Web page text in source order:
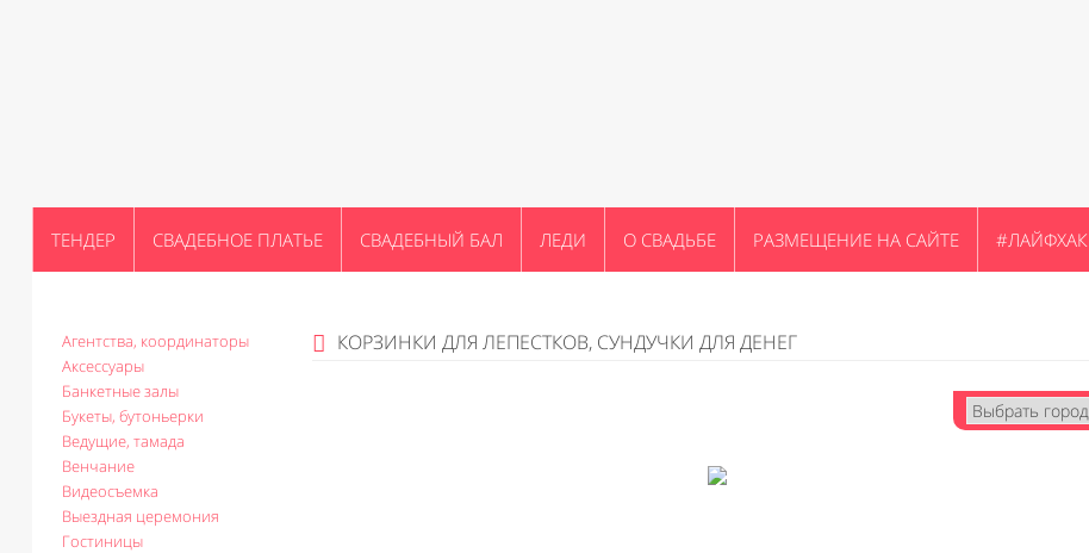
ТЕНДЕР СВАДЕБНОЕ ПЛАТЬЕ СВАДЕБНЫЙ БАЛ ЛЕДИ О СВАДЬБЕ РАЗМЕЩЕНИЕ НА САЙТЕ #ЛАЙФХАК
Агентства, координаторы
Аксессуары
Банкетные залы
Букеты, бутоньерки
Ведущие, тамада
Венчание
Видеосъемка
Выездная церемония
Гостиницы
КОРЗИНКИ ДЛЯ ЛЕПЕСТКОВ, СУНДУЧКИ ДЛЯ ДЕНЕГ